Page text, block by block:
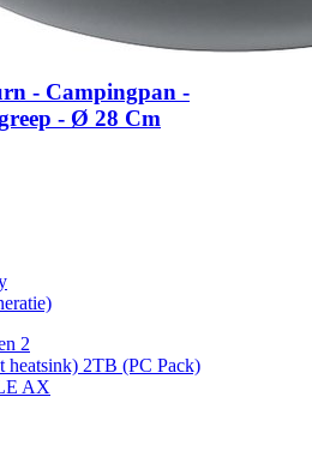
- Campingpan -
- Ø 28 Cm
2
heatsink) 2TB (PC Pack)
AX